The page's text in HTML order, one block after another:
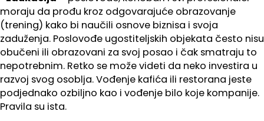
moraju da prođu kroz odgovarajuće obrazovanje
(trening) kako bi naučili osnove biznisa i svoja
zaduženja. Poslovođe ugostiteljskih objekata često nisu
obučeni ili obrazovani za svoj posao i čak smatraju to
nepotrebnim. Retko se može videti da neko investira u
razvoj svog osoblja. Vođenje kafića ili restorana jeste
podjednako ozbiljno kao i vođenje bilo koje kompanije.
Pravila su ista.